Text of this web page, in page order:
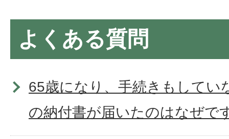
よくある質問
65歳になり、手続きもしてい
の納付書が届いたのはなぜで